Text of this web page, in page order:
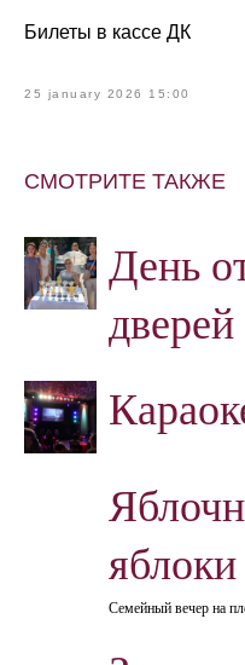
Билеты в кассе ДК
25 january 2026 15:00
СМОТРИТЕ ТАКЖЕ
День
дверей
Семейный вечер на